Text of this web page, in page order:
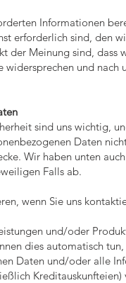
Informationen
erforderlich sind, den
der Meinung sind,
widersprechen und nach
sind uns wichtig,
Daten
Wir haben unten
Falls ab.
wenn Sie uns
und/oder
dies automatisch
Daten und/oder alle